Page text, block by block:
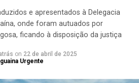
e apresentados à Delegacia
onde foram autuados por
ficando à disposição da justiça
on 22 de abril de 2025
Urgente